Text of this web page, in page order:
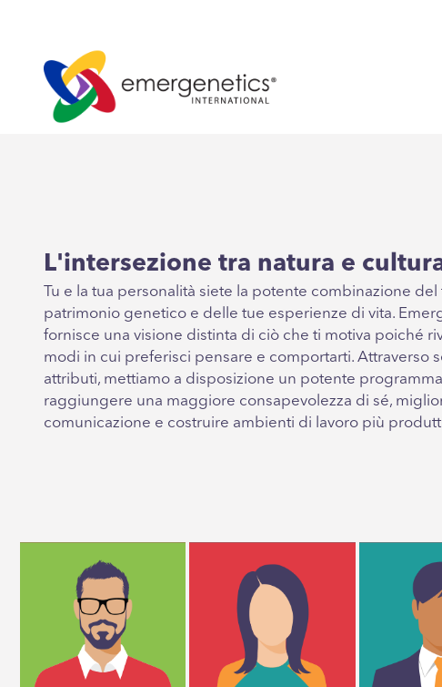
L'intersezione tra natura e
Tu e la tua personalità siete la potente combinazione del
patrimonio genetico e delle tue esperienze di vita.
fornisce una visione distinta di ciò che ti motiva poiché
modi in cui preferisci pensare e comportarti. Attraverso
attributi, mettiamo a disposizione un potente
raggiungere una maggiore consapevolezza di sé,
comunicazione e costruire ambienti di lavoro più